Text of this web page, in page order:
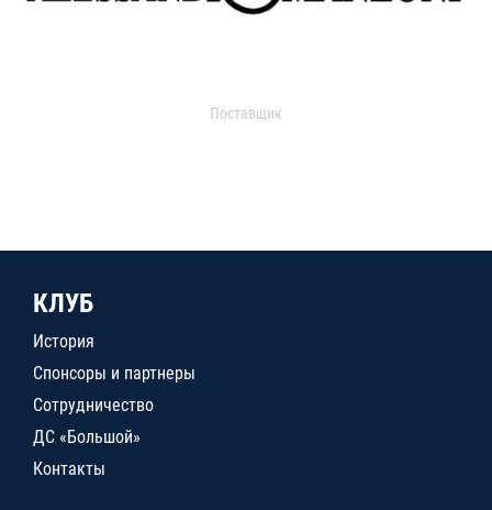
Поставщик
КЛУБ
История
Спонсоры и партнеры
Сотрудничество
ДС «Большой»
Контакты